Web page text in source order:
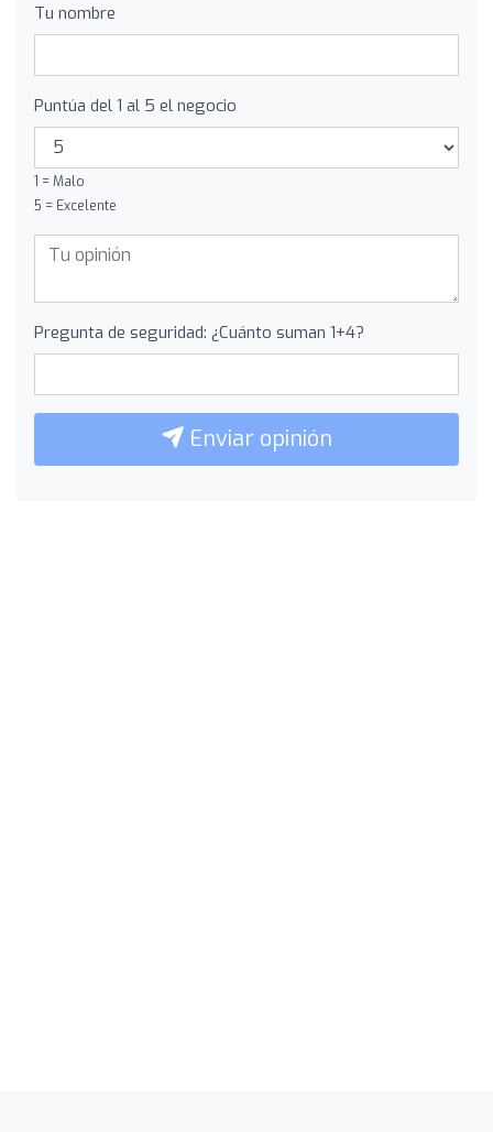
Tu nombre
Puntúa del 1 al 5 el negocio
1 = Malo
5 = Excelente
Pregunta de seguridad: ¿Cuánto suman 1+4?
Enviar opinión